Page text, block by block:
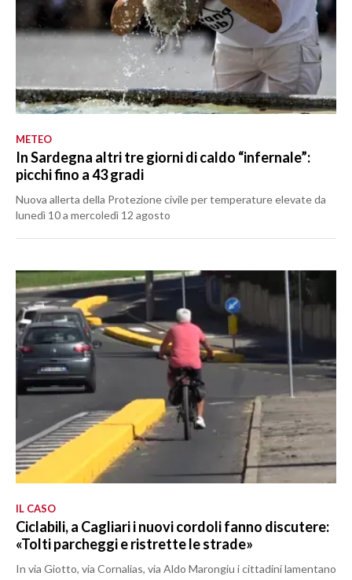
METEO
In Sardegna altri tre giorni di caldo “infernale”:
picchi fino a 43 gradi
Nuova allerta della Protezione civile per temperature elevate da
lunedì 10 a mercoledì 12 agosto
IL CASO
Ciclabili, a Cagliari i nuovi cordoli fanno discutere:
«Tolti parcheggi e ristrette le strade»
In via Giotto, via Cornalias, via Aldo Marongiu i cittadini lamentano